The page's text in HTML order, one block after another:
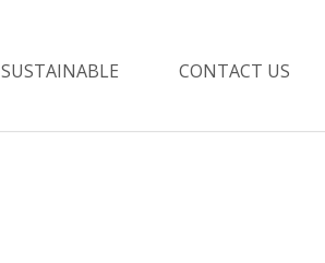
SUSTAINABLE CONTACT US